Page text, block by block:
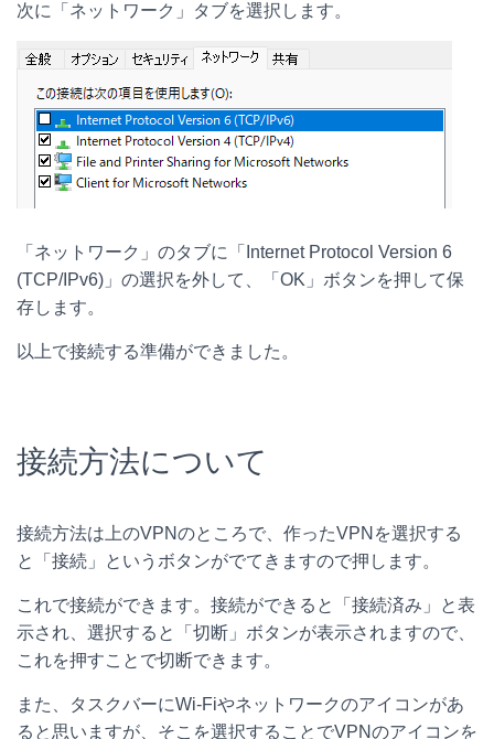
次に「ネットワーク」タブを選択します。
「ネットワーク」のタブに「Internet Protocol Version 6
(TCP/IPv6)」の選択を外して、「OK」ボタンを押して保
存します。
以上で接続する準備ができました。
接続方法について
接続方法は上のVPNのところで、作ったVPNを選択する
と「接続」というボタンがでてきますので押します。
これで接続ができます。接続ができると「接続済み」と表
示され、選択すると「切断」ボタンが表示されますので、
これを押すことで切断できます。
また、タスクバーにWi-Fiやネットワークのアイコンがあ
ると思いますが、そこを選択することでVPNのアイコンを